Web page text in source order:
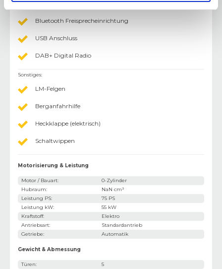
Freisprecheinrichtung
Bluetooth Freisprecheinrichtung
USB Anschluss
DAB+ Digital Radio
Sonstiges:
LM-Felgen
Berganfahrhilfe
Heckklappe (elektrisch)
Schaltwippen
Motorisierung & Leistung
Motor / Bauart:
0-Zylinder
Hubraum:
NaN cm³
Leistung PS:
75 PS
Leistung kW:
55 kW
Kraftstoff:
Elektro
Antriebsart:
Standardantrieb
Getriebe: Automatik
Gewicht & Abmessung
Türen:
5